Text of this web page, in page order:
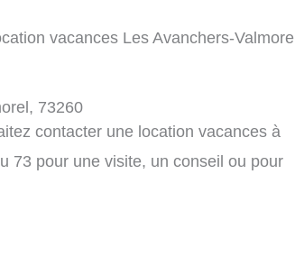
vacances Les Avanchers-Valmorel
73260
contacter une location vacances à
73 pour une visite, un conseil ou pour